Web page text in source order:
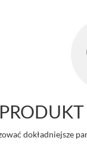
dokładniejsze